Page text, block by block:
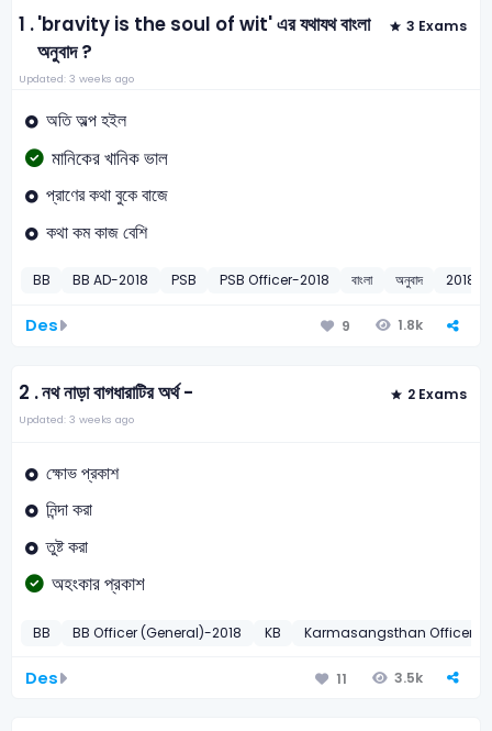
1 .'bravity is the soul of wit' এর যথাযথ বাংলা
অনুবাদ ?
3 Exams
Updated: 3 weeks ago
অতি অল্প হইল
মানিকের খানিক ভাল
প্রাণের কথা বুকে বাজে
কথা কম কাজ বেশি
BB BB AD-2018 PSB PSB Officer-2018 বাংলা অনুবাদ 2018
Des 9 1.8k
2 .নথ নাড়া বাগধারাটির অর্থ - 2 Exams
Updated: 3 weeks ago
ক্ষোভ প্রকাশ
নিন্দা করা
তুষ্ট করা
অহংকার প্রকাশ
BB BB Officer (General)-2018 KB Karmasangsthan Officer-
Des 11 3.5k